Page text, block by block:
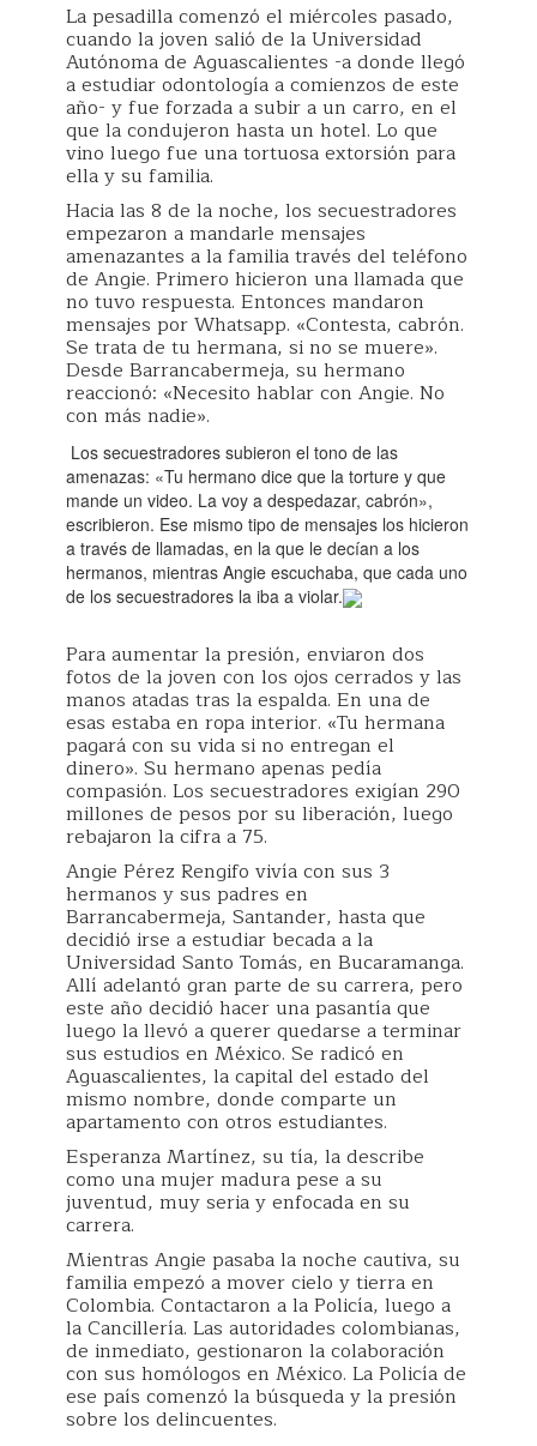
La pesadilla comenzó el miércoles pasado,
cuando la joven salió de la Universidad
Autónoma de Aguascalientes -a donde llegó
a estudiar odontología a comienzos de este
año- y fue forzada a subir a un carro, en el
que la condujeron hasta un hotel. Lo que
vino luego fue una tortuosa extorsión para
ella y su familia.
Hacia las 8 de la noche, los secuestradores
empezaron a mandarle mensajes
amenazantes a la familia través del teléfono
de Angie. Primero hicieron una llamada que
no tuvo respuesta. Entonces mandaron
mensajes por Whatsapp. «Contesta, cabrón.
Se trata de tu hermana, si no se muere».
Desde Barrancabermeja, su hermano
reaccionó: «Necesito hablar con Angie. No
con más nadie».
Los secuestradores subieron el tono de las
amenazas: «Tu hermano dice que la torture y que
mande un video. La voy a despedazar, cabrón»,
escribieron. Ese mismo tipo de mensajes los hicieron
a través de llamadas, en la que le decían a los
hermanos, mientras Angie escuchaba, que cada uno
de los secuestradores la iba a violar.
Para aumentar la presión, enviaron dos
fotos de la joven con los ojos cerrados y las
manos atadas tras la espalda. En una de
esas estaba en ropa interior. «Tu hermana
pagará con su vida si no entregan el
dinero». Su hermano apenas pedía
compasión. Los secuestradores exigían 290
millones de pesos por su liberación, luego
rebajaron la cifra a 75.
Angie Pérez Rengifo vivía con sus 3
hermanos y sus padres en
Barrancabermeja, Santander, hasta que
decidió irse a estudiar becada a la
Universidad Santo Tomás, en Bucaramanga.
Allí adelantó gran parte de su carrera, pero
este año decidió hacer una pasantía que
luego la llevó a querer quedarse a terminar
sus estudios en México. Se radicó en
Aguascalientes, la capital del estado del
mismo nombre, donde comparte un
apartamento con otros estudiantes.
Esperanza Martínez, su tía, la describe
como una mujer madura pese a su
juventud, muy seria y enfocada en su
carrera.
Mientras Angie pasaba la noche cautiva, su
familia empezó a mover cielo y tierra en
Colombia. Contactaron a la Policía, luego a
la Cancillería. Las autoridades colombianas,
de inmediato, gestionaron la colaboración
con sus homólogos en México. La Policía de
ese país comenzó la búsqueda y la presión
sobre los delincuentes.